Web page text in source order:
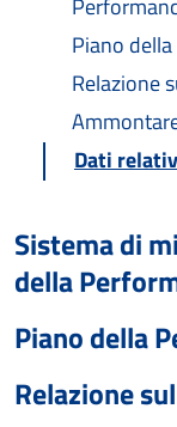
Piano
Relazione
Dati
Sistema di
della
Piano della
Relazione